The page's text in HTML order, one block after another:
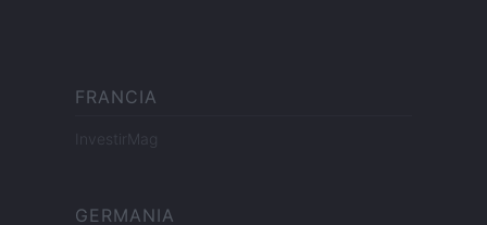
FRANCIA
InvestirMag
GERMANIA